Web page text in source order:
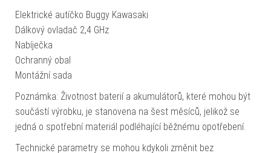
Elektrické autíčko Buggy Kawasaki
Dálkový ovladač 2,4 GHz
Nabíječka
Ochranný obal
Montážní sada
Poznámka: Životnost baterií a akumulátorů, které mohou být
součástí výrobku, je stanovena na šest měsíců, jelikož se
jedná o spotřební materiál podléhající běžnému opotřebení.
Technické parametry se mohou kdykoli změnit bez